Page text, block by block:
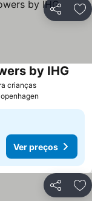
Partilhar
crianças
by IHG
Ver preços
Partilhar